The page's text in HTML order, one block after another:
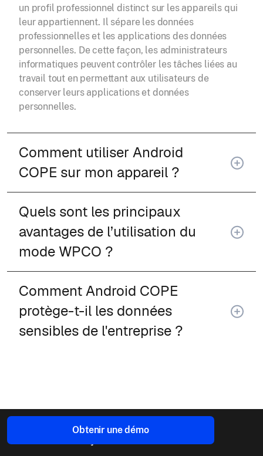
un profil professionnel distinct sur les appareils qui
leur appartiennent. Il sépare les données
professionnelles et les applications des données
personnelles. De cette façon, les administrateurs
informatiques peuvent contrôler les tâches liées au
travail tout en permettant aux utilisateurs de
conserver leurs applications et données
personnelles.
Comment utiliser Android
COPE sur mon appareil ?
Quels sont les principaux
avantages de l’utilisation du
mode WPCO ?
Comment Android COPE
protège-t-il les données
sensibles de l'entreprise ?
Obtenir une démo